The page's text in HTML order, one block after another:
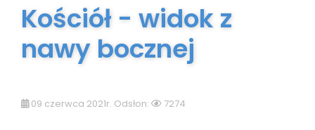
Kościół - widok z
nawy bocznej
09 czerwca 2021r. Odsłon: 7274